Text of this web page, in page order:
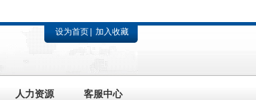
设为首页 加入收藏
人力资源 客服中心